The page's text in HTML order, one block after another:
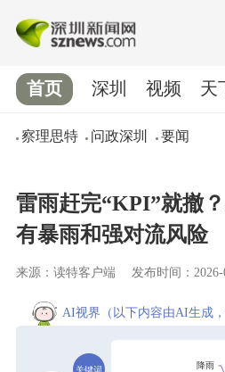
首页
察理思特 问政深圳 要闻
深圳 视频 天
雷雨赶完“KPI”就撤
有暴雨和强对流风险
来源：读特客户端 发布时间：2026-
AI视界 （以下内容由AI生成
关键词